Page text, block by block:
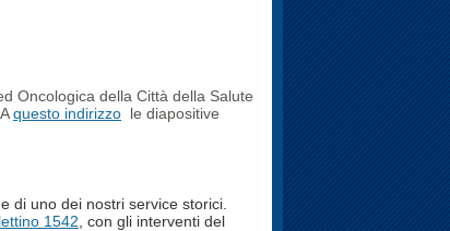
Oncologica della Città della Salute
. Aquesto indirizzo le diapositive
di uno dei nostri service storici.
1542 , con gli interventi del